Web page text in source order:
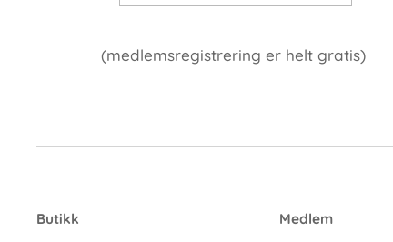
(medlemsregistrering er helt gratis)
Butikk Medlem